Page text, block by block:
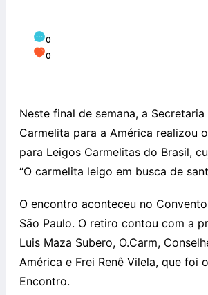
0
0
Neste final de semana, a Secretaria
Carmelita para a América realizou
para Leigos Carmelitas do Brasil,
“O carmelita leigo em busca de
O encontro aconteceu no
São Paulo. O retiro contou com a
Luis Maza Subero, O.Carm,
América e Frei Renê Vilela, que foi
Encontro.